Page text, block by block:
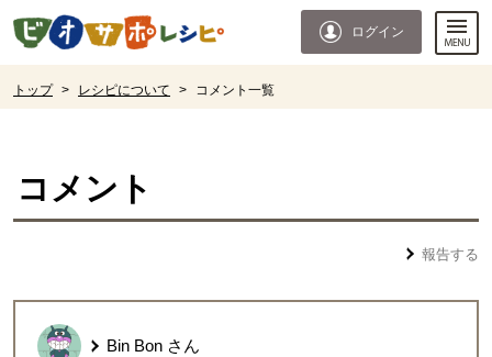
ページの先頭です。
ログイン
トップ > レシピについて > コメント一覧
コメント
報告する
Bin Bon さん